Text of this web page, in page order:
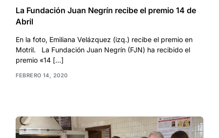
La Fundación Juan Negrín recibe el premio 14 de
Abril
En la foto, Emiliana Velázquez (izq.) recibe el premio en
Motril. La Fundación Juan Negrín (FJN) ha recibido el
premio «14 […]
FEBRERO 14, 2020